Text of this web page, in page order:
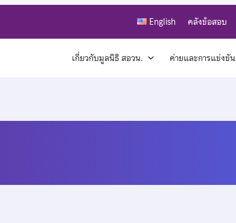
English คลังข้อสอบ
เกี่ยวกับมูลนิธิ สอวน. ค่ายและการแข่งขัน